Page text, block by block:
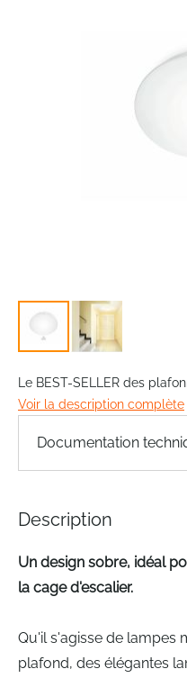
to
the
beginning
images
Le BEST-SELLER des
Voir la description complète
Documentation
Description
Un design sobre, idéal
la cage d'escalier.
Qu'il s'agisse de lampes
plafond, des élégantes